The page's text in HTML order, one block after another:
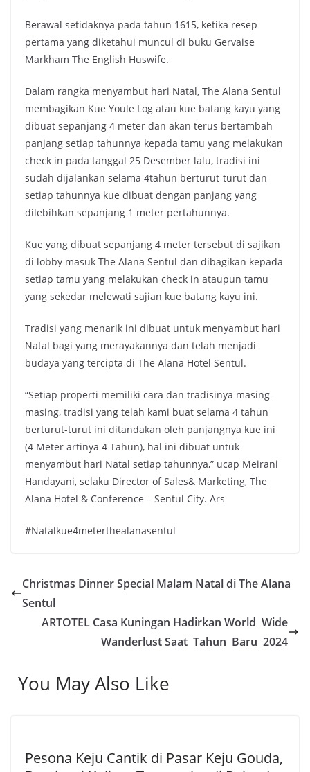
Berawal setidaknya pada tahun 1615, ketika resep
pertama yang diketahui muncul di buku Gervaise
Markham The English Huswife.
Dalam rangka menyambut hari Natal, The Alana Sentul
membagikan Kue Youle Log atau kue batang kayu yang
dibuat sepanjang 4 meter dan akan terus bertambah
panjang setiap tahunnya kepada tamu yang melakukan
check in pada tanggal 25 Desember lalu, tradisi ini
sudah dijalankan selama 4tahun berturut-turut dan
setiap tahunnya kue dibuat dengan panjang yang
dilebihkan sepanjang 1 meter pertahunnya.
Kue yang dibuat sepanjang 4 meter tersebut di sajikan
di lobby masuk The Alana Sentul dan dibagikan kepada
setiap tamu yang melakukan check in ataupun tamu
yang sekedar melewati sajian kue batang kayu ini.
Tradisi yang menarik ini dibuat untuk menyambut hari
Natal bagi yang merayakannya dan telah menjadi
budaya yang tercipta di The Alana Hotel Sentul.
“Setiap properti memiliki cara dan tradisinya masing-
masing, tradisi yang telah kami buat selama 4 tahun
berturut-turut ini ditandakan oleh panjangnya kue ini
(4 Meter artinya 4 Tahun), hal ini dibuat untuk
menyambut hari Natal setiap tahunnya,” ucap Meirani
Handayani, selaku Director of Sales& Marketing, The
Alana Hotel & Conference – Sentul City. Ars
#Natalkue4meterthealanasentul
Christmas Dinner Special Malam Natal di The Alana
Sentul
ARTOTEL Casa Kuningan Hadirkan World Wide
Wanderlust Saat Tahun Baru 2024
You May Also Like
Pesona Keju Cantik di Pasar Keju Gouda,